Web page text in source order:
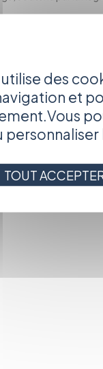
jusqu’aux confins
et conte
+
et de l'Audiovisuel
:
utilise des
et
TOUT